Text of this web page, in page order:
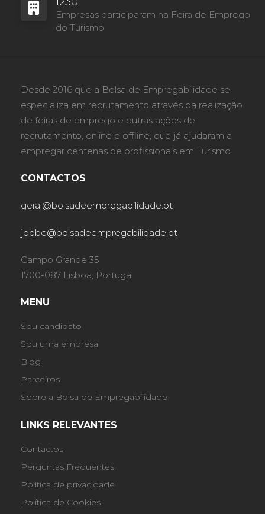
Empresas participaram na Feira de Emprego
do Turismo
Desde 2016 que a Bolsa de Empregabilidade se
especializa em recrutamento através da realização
de feiras de emprego e outras ações de
recrutamento, online e offline, que já ajudaram a
empregar centenas de profissionais em Turismo.
CONTACTOS
geral@bolsadeempregabilidade.pt
jobbe@bolsadeempregabilidade.pt
Campo Grande 35
1700-087 Lisboa, Portugal
MENU
Sou candidato
Sou uma empresa
Blog
Parceiros
Sobre a Bolsa de Empregabilidade
LINKS RELEVANTES
Contactos
Perguntas Frequentes
Política de privacidade
Política de Cookies